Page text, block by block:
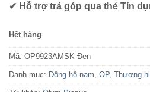
✔ Hỗ trợ trả góp qua thẻ Tín
Hết hàng
Mã: OP9923AMSK Đen
Danh mục: Đồng hồ nam, OP, Thương